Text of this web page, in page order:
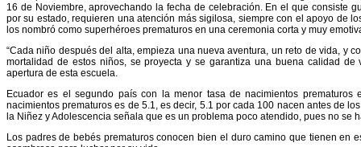
16 de Noviembre, aprovechando la fecha de celebración. En el que consiste
por su estado, requieren una atención más sigilosa, siempre con el apoyo de
los nombró como superhéroes prematuros en una ceremonia corta y muy
“Cada niño después del alta, empieza una nueva aventura, un reto de vida, y
mortalidad de estos niños, se proyecta y se garantiza una buena calidad
apertura de esta escuela.
Ecuador es el segundo país con la menor tasa de nacimientos
nacimientos prematuros es de 5.1, es decir, 5.1 por cada 100 nacen antes de
la Niñez y Adolescencia señala que es un problema poco atendido, pues no se
Los padres de bebés prematuros conocen bien el duro camino que tienen en